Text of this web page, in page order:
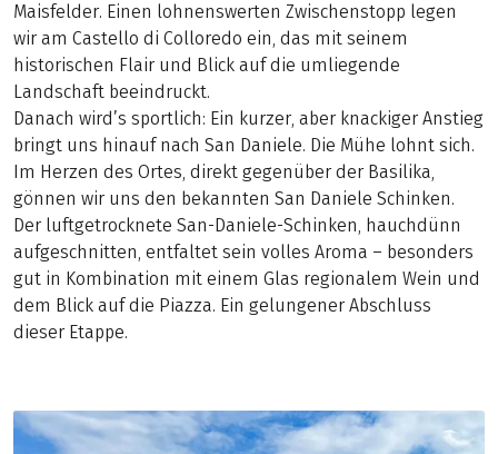
Maisfelder. Einen lohnenswerten Zwischenstopp legen
wir am Castello di Colloredo ein, das mit seinem
historischen Flair und Blick auf die umliegende
Landschaft beeindruckt.
Danach wird’s sportlich: Ein kurzer, aber knackiger Anstieg
bringt uns hinauf nach San Daniele. Die Mühe lohnt sich.
Im Herzen des Ortes, direkt gegenüber der Basilika,
gönnen wir uns den bekannten San Daniele Schinken.
Der luftgetrocknete San-Daniele-Schinken, hauchdünn
aufgeschnitten, entfaltet sein volles Aroma – besonders
gut in Kombination mit einem Glas regionalem Wein und
dem Blick auf die Piazza. Ein gelungener Abschluss
dieser Etappe.